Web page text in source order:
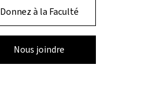
Donnez à la Faculté
Nous joindre